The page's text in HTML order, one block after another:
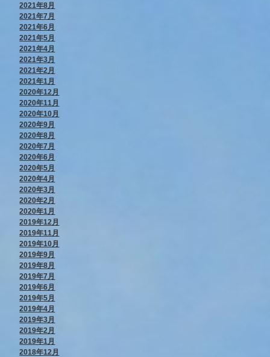
2021年8月
2021年7月
2021年6月
2021年5月
2021年4月
2021年3月
2021年2月
2021年1月
2020年12月
2020年11月
2020年10月
2020年9月
2020年8月
2020年7月
2020年6月
2020年5月
2020年4月
2020年3月
2020年2月
2020年1月
2019年12月
2019年11月
2019年10月
2019年9月
2019年8月
2019年7月
2019年6月
2019年5月
2019年4月
2019年3月
2019年2月
2019年1月
2018年12月